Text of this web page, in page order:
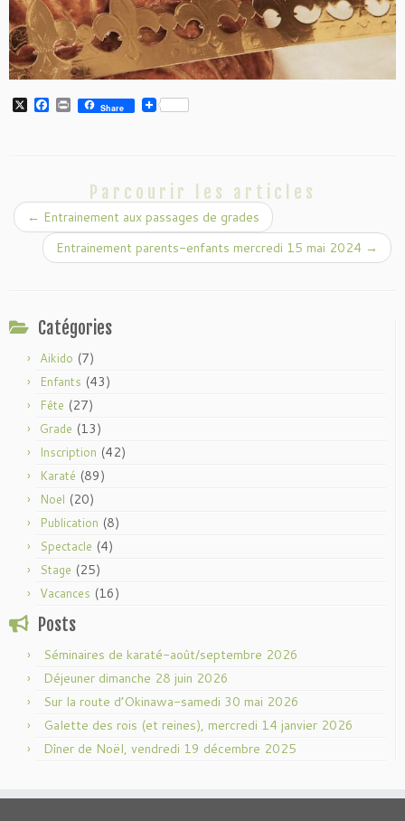
X F
k
P Share
Parcourir les articles
← Entrainement aux passages de grades
Entrainement parents-enfants mercredi 15 mai 2024 →
Catégories
Aikido (7)
Enfants (43)
Fête (27)
Grade (13)
Inscription (42)
Karaté (89)
Noel (20)
Publication (8)
Spectacle (4)
Stage (25)
Vacances (16)
Posts
Séminaires de karaté-août/septembre 2026
Déjeuner dimanche 28 juin 2026
Sur la route d’Okinawa-samedi 30 mai 2026
Galette des rois (et reines), mercredi 14 janvier 2026
Dîner de Noël, vendredi 19 décembre 2025